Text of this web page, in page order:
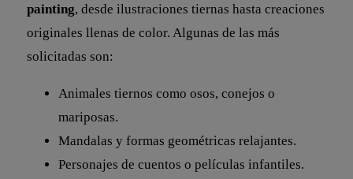
painting, desde ilustraciones tiernas hasta creaciones
originales llenas de color. Algunas de las más
solicitadas son:
Animales tiernos como osos, conejos o
mariposas.
Mandalas y formas geométricas relajantes.
Personajes de cuentos o películas infantiles.